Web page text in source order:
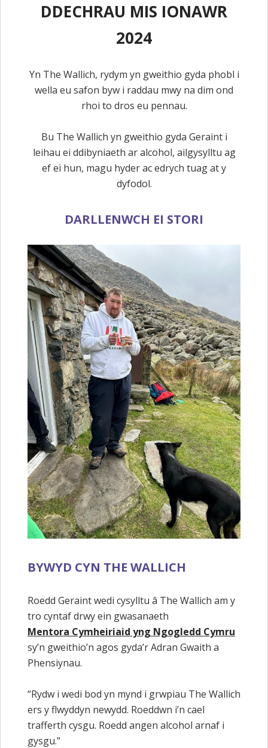
DDECHRAU MIS IONAWR
2024
Yn The Wallich, rydym yn gweithio gyda phobl i
wella eu safon byw i raddau mwy na dim ond
rhoi to dros eu pennau.
Bu The Wallich yn gweithio gyda Geraint i
leihau ei ddibyniaeth ar alcohol, ailgysylltu ag
ef ei hun, magu hyder ac edrych tuag at y
dyfodol.
DARLLENWCH EI STORI
BYWYD CYN THE WALLICH
Roedd Geraint wedi cysylltu â The Wallich am y
tro cyntaf drwy ein gwasanaeth
Mentora Cymheiriaid yng Ngogledd Cymru
sy’n gweithio’n agos gyda’r Adran Gwaith a
Phensiynau.
“Rydw i wedi bod yn mynd i grwpiau The Wallich
ers y flwyddyn newydd. Roeddwn i’n cael
trafferth cysgu. Roedd angen alcohol arnaf i
gysgu.”